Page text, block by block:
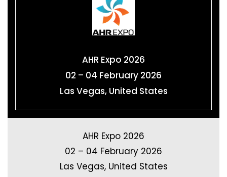
AHR Expo 2026
02 – 04 February 2026
Las Vegas, United States
AHR Expo 2026
02 – 04 February 2026
Las Vegas, United States